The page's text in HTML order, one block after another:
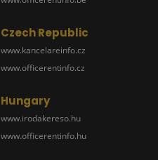
Czech Republic
www.kancelareinfo.cz
www.officerentinfo.cz
Hungary
www.irodakereso.hu
www.officerentinfo.hu